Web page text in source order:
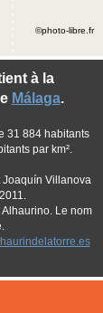
à la
Málaga.
31 884 habitants
par km².
Joaquín Villanova
Le nom
©photo-libre.fr